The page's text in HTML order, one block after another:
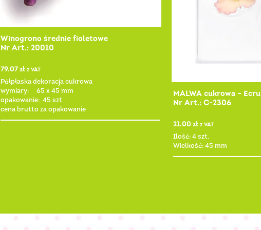
Winogrono średnie fioletowe
Nr Art.: 20010
79.07 zł z VAT
Półpłaska dekoracja cukrowa
wymiary: 65 x 45 mm
opakowanie: 45 szt
cena brutto za opakowanie
MALWA cukrowa – Ecru
Nr Art.: C-2306
21.00 zł z VAT
Ilość: 4 szt.
Wielkość: 45 mm